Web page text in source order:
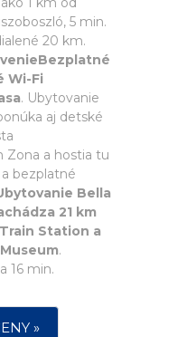
5 min.
20 km.
Wi-Fi
. Ubytovanie
aj detské
Zona a hostia tu
bezplatné
Bella
21 km
Station a
.
16 min.
»